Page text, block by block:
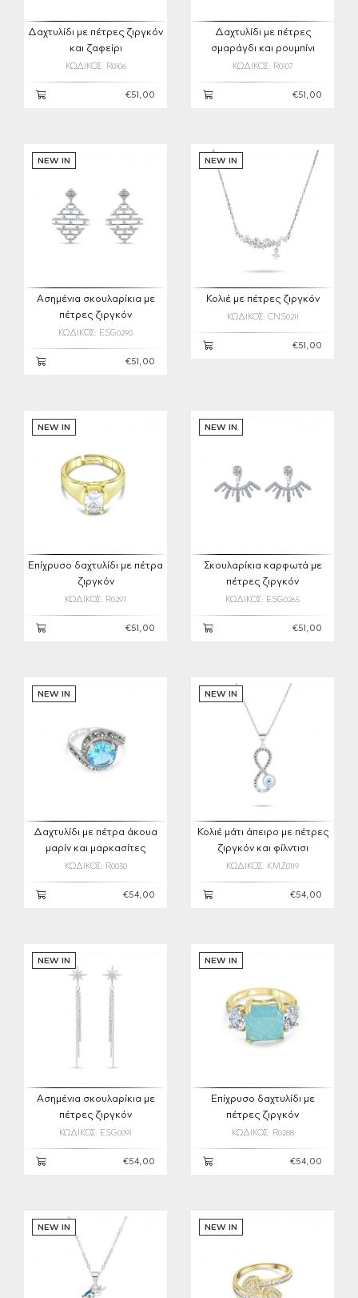
Δαχτυλίδι με πέτρες ζιργκόν
και ζαφείρι
ΚΩΔΙΚΟΣ: R0106
€51,00
Δαχτυλίδι με πέτρες
σμαράγδι και ρουμπίνι
ΚΩΔΙΚΟΣ: R0107
€51,00
NEW IN
Ασημένια σκουλαρίκια με
πέτρες ζιργκόν
ΚΩΔΙΚΟΣ: ESG0290
€51,00
NEW IN
Κολιέ με πέτρες ζιργκόν
ΚΩΔΙΚΟΣ: CNS0211
€51,00
NEW IN
Επίχρυσο δαχτυλίδι με πέτρα
ζιργκόν
ΚΩΔΙΚΟΣ: R0297
€51,00
NEW IN
Σκουλαρίκια καρφωτά με
πέτρες ζιργκόν
ΚΩΔΙΚΟΣ: ESG0265
€51,00
NEW IN
Δαχτυλίδι με πέτρα άκουα
μαρίν και μαρκασίτες
ΚΩΔΙΚΟΣ: R0030
€54,00
NEW IN
Κολιέ μάτι άπειρο με πέτρες
ζιργκόν και φίλντισι
ΚΩΔΙΚΟΣ: KMZ0119
€54,00
NEW IN
Ασημένια σκουλαρίκια με
πέτρες ζιργκόν
ΚΩΔΙΚΟΣ: ESG0091
€54,00
NEW IN
Επίχρυσο δαχτυλίδι με
πέτρες ζιργκόν
ΚΩΔΙΚΟΣ: R0288
€54,00
NEW IN NEW IN